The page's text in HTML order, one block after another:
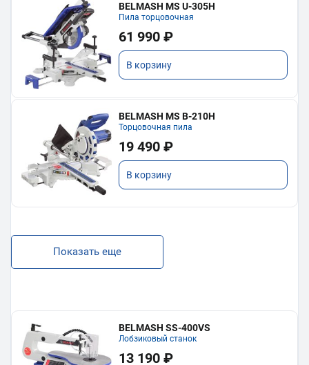
BELMASH MS U-305H
Пила торцовочная
61 990 ₽
В корзину
BELMASH MS B-210H
Торцовочная пила
19 490 ₽
В корзину
Показать еще
BELMASH SS-400VS
Лобзиковый станок
13 190 ₽